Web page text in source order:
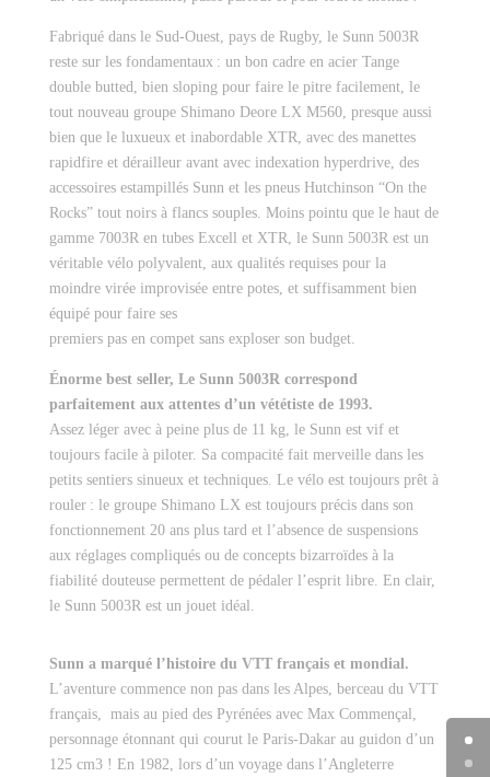
Fabriqué dans le Sud-Ouest, pays de Rugby, le Sunn 5003R
reste sur les fondamentaux : un bon cadre en acier Tange
double butted, bien sloping pour faire le pitre facilement, le
tout nouveau groupe Shimano Deore LX M560, presque aussi
bien que le luxueux et inabordable XTR, avec des manettes
rapidfire et dérailleur avant avec indexation hyperdrive, des
accessoires estampillés Sunn et les pneus Hutchinson “On the
Rocks” tout noirs à flancs souples. Moins pointu que le haut de
gamme 7003R en tubes Excell et XTR, le Sunn 5003R est un
véritable vélo polyvalent, aux qualités requises pour la
moindre virée improvisée entre potes, et suffisamment bien
équipé pour faire ses
premiers pas en compet sans exploser son budget.
Énorme best seller, Le Sunn 5003R correspond
parfaitement aux attentes d’un vététiste de 1993.
Assez léger avec à peine plus de 11 kg, le Sunn est vif et
toujours facile à piloter. Sa compacité fait merveille dans les
petits sentiers sinueux et techniques. Le vélo est toujours prêt à
rouler : le groupe Shimano LX est toujours précis dans son
fonctionnement 20 ans plus tard et l’absence de suspensions
aux réglages compliqués ou de concepts bizarroïdes à la
fiabilité douteuse permettent de pédaler l’esprit libre. En clair,
le Sunn 5003R est un jouet idéal.
Sunn a marqué l’histoire du VTT français et mondial.
L’aventure commence non pas dans les Alpes, berceau du VTT
français, mais au pied des Pyrénées avec Max Commençal,
personnage étonnant qui courut le Paris-Dakar au guidon d’un
125 cm3 ! En 1982, lors d’un voyage dans l’Angleterre